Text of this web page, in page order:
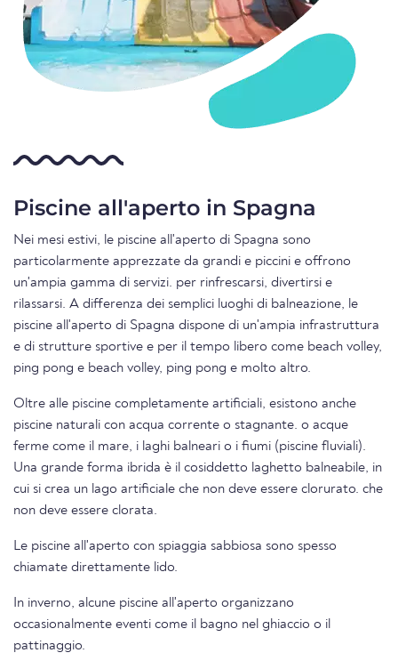
Piscine all'aperto in Spagna
Nei mesi estivi, le piscine all'aperto di Spagna sono
particolarmente apprezzate da grandi e piccini e offrono
un'ampia gamma di servizi. per rinfrescarsi, divertirsi e
rilassarsi. A differenza dei semplici luoghi di balneazione, le
piscine all'aperto di Spagna dispone di un'ampia infrastruttura
e di strutture sportive e per il tempo libero come beach volley,
ping pong e beach volley, ping pong e molto altro.
Oltre alle piscine completamente artificiali, esistono anche
piscine naturali con acqua corrente o stagnante. o acque
ferme come il mare, i laghi balneari o i fiumi (piscine fluviali).
Una grande forma ibrida è il cosiddetto laghetto balneabile, in
cui si crea un lago artificiale che non deve essere clorurato. che
non deve essere clorata.
Le piscine all'aperto con spiaggia sabbiosa sono spesso
chiamate direttamente lido.
In inverno, alcune piscine all'aperto organizzano
occasionalmente eventi come il bagno nel ghiaccio o il
pattinaggio.